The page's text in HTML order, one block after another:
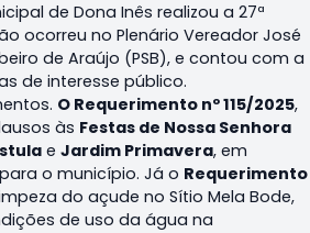
de Dona Inês realizou a 27ª
ocorreu no Plenário Vereador José
de Araújo (PSB), e contou com a
de interesse público.
O Requerimento nº 115/2025,
às Festas de Nossa Senhora
e Jardim Primavera, em
o município. Já o Requerimento
do açude no Sítio Mela Bode,
de uso da água na